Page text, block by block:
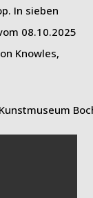
In sieben
08.10.2025
Knowles,